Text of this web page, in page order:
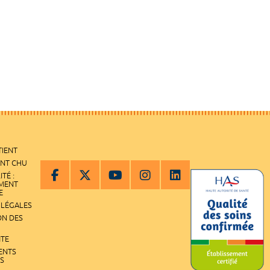
CHU
:
DES